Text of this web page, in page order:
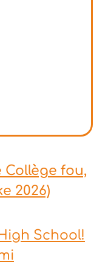
Collège fou,
2026)
School!